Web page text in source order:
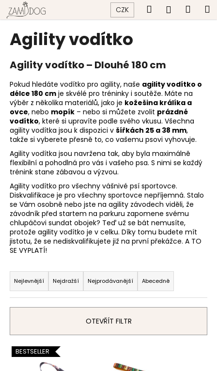
obsah
CZK Hledat
Agility vodítko
Agility vodítko – Dlouhé 180 cm
Pokud hledáte vodítko pro agility, naše agility vodítko o
délce 180 cm je skvélé pro tréninky i soutěže. Máte na
výběr z několika materiálů, jako je kožešina králíka a
ovce, nebo mopík – nebo si můžete zvolit prázdné
vodítko, které si upravíte podle svého vkusu. Všechna
agility vodítka jsou k dispozici v šířkách 25 a 38 mm,
takže si vyberete přesně to, co vašemu psovi vyhovuje.
Agility vodítka jsou navržena tak, aby byla maximálně
flexibilní a pohodlná pro vás i vašeho psa. S nimi se každý
trénink stane zábavou a výzvou.
Agility vodítko pro všechny vášnivé psí sportovce.
Diskvalifikace je pro všechny sportovce nepříjemná. Stalo
se Vám osobně nebo jste na agility závodech viděli, že
závodník před startem na parkuru zapomene svému
chlupáčovi sundat obojek? Teď už se bát nemusíte,
protože agility vodítko je v celku. Díky tomu budete mít
jistotu, že se nediskvalifikujete již na první překážce. A TO
SE VYPLATÍ!
Ř
a
z
e
í
p
r
Nejlevnější Nejdražší Nejprodávanější Abecedně
OTEVŘÍT FILTR
V
ý
BESTSELLER
o
o
p
o
t
ř
e
b
u
j
e
t
e
n
a
j
í
t
?